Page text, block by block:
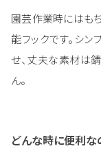
園芸作業時にはも
能フックです。シ
せ、丈夫な素材は
ん。
どんな時に便利な